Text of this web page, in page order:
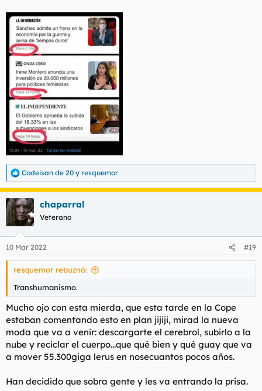
R
e
a
c
c
i
e
s
Codeisan de 20 y resquemor
chaparral
Veterano
10 Mar 2022 #19
resquemor rebuznó:
Transhumanismo.
Mucho ojo con esta mierda, que esta tarde en la Cope
estaban comentando esto en plan jijiji, mirad la nueva
moda que va a venir: descargarte el cerebrol, subirlo a la
nube y reciclar el cuerpo...que qué bien y qué guay que va
a mover 55.300giga lerus en nosecuantos pocos años.
Han decidido que sobra gente y les va entrando la prisa.